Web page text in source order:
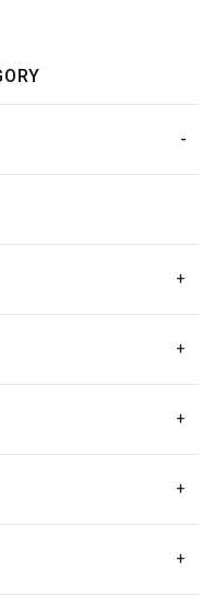
+
+
+
+
+